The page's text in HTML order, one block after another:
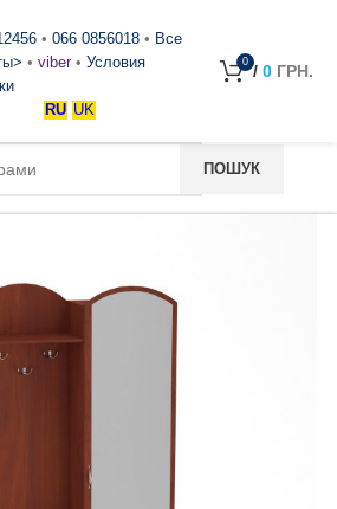
• 066 0856018 • Все
• viber • Условия
RU UK
0 / 0 ГРН.